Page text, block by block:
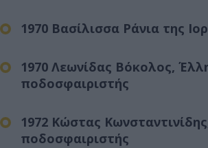
1970 Βασίλισσα Ράνια της
1970 Λεωνίδας Βόκολος,
ποδοσφαιριστής
1972 Κώστας
ποδοσφαιριστής